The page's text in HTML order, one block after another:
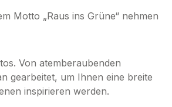
Motto „Raus ins Grüne“ nehmen
Von atemberaubenden
gearbeitet, um Ihnen eine breite
inspirieren werden.